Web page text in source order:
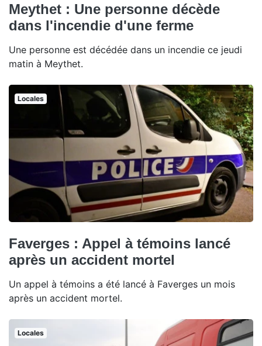
Meythet : Une personne décède
dans l'incendie d'une ferme
Une personne est décédée dans un incendie ce jeudi
matin à Meythet.
Locales
Faverges : Appel à témoins lancé
après un accident mortel
Un appel à témoins a été lancé à Faverges un mois
après un accident mortel.
Locales